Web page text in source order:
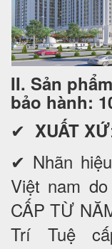
II. Sản
bảo hành:
✔ XUẤT XỨ
✔ Nhãn
Việt nam
CẤP TỪ
Trí Tuệ